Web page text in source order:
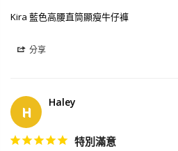
Kira 藍色高腰直筒顯瘦牛仔褲
分享
H
Haley
特別滿意